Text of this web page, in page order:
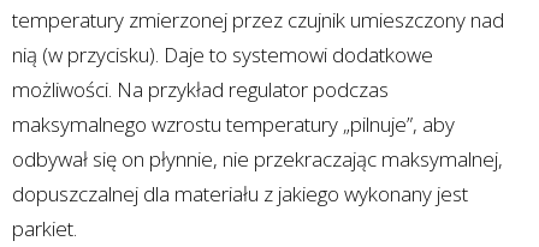
temperatury zmierzonej przez czujnik umieszczony nad
nią (w przycisku). Daje to systemowi dodatkowe
możliwości. Na przykład regulator podczas
maksymalnego wzrostu temperatury „pilnuje”, aby
odbywał się on płynnie, nie przekraczając maksymalnej,
dopuszczalnej dla materiału z jakiego wykonany jest
parkiet.